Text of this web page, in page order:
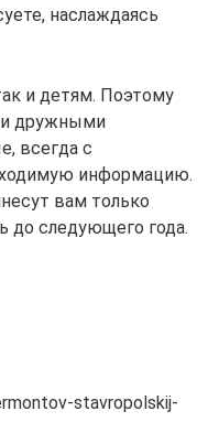
наслаждаясь
и детям. Поэтому
дружными
всегда с
информацию.
вам только
до следующего года.
stavropolskij-